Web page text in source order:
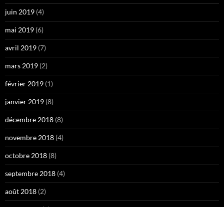
juin 2019 (4)
mai 2019 (6)
avril 2019 (7)
mars 2019 (2)
février 2019 (1)
janvier 2019 (8)
décembre 2018 (8)
novembre 2018 (4)
octobre 2018 (8)
septembre 2018 (4)
août 2018 (2)